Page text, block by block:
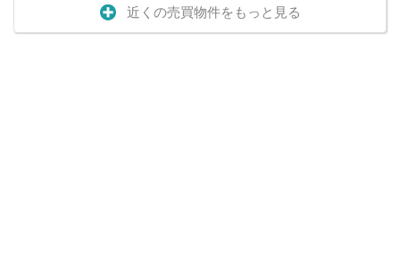
近くの売買物件をもっと見る